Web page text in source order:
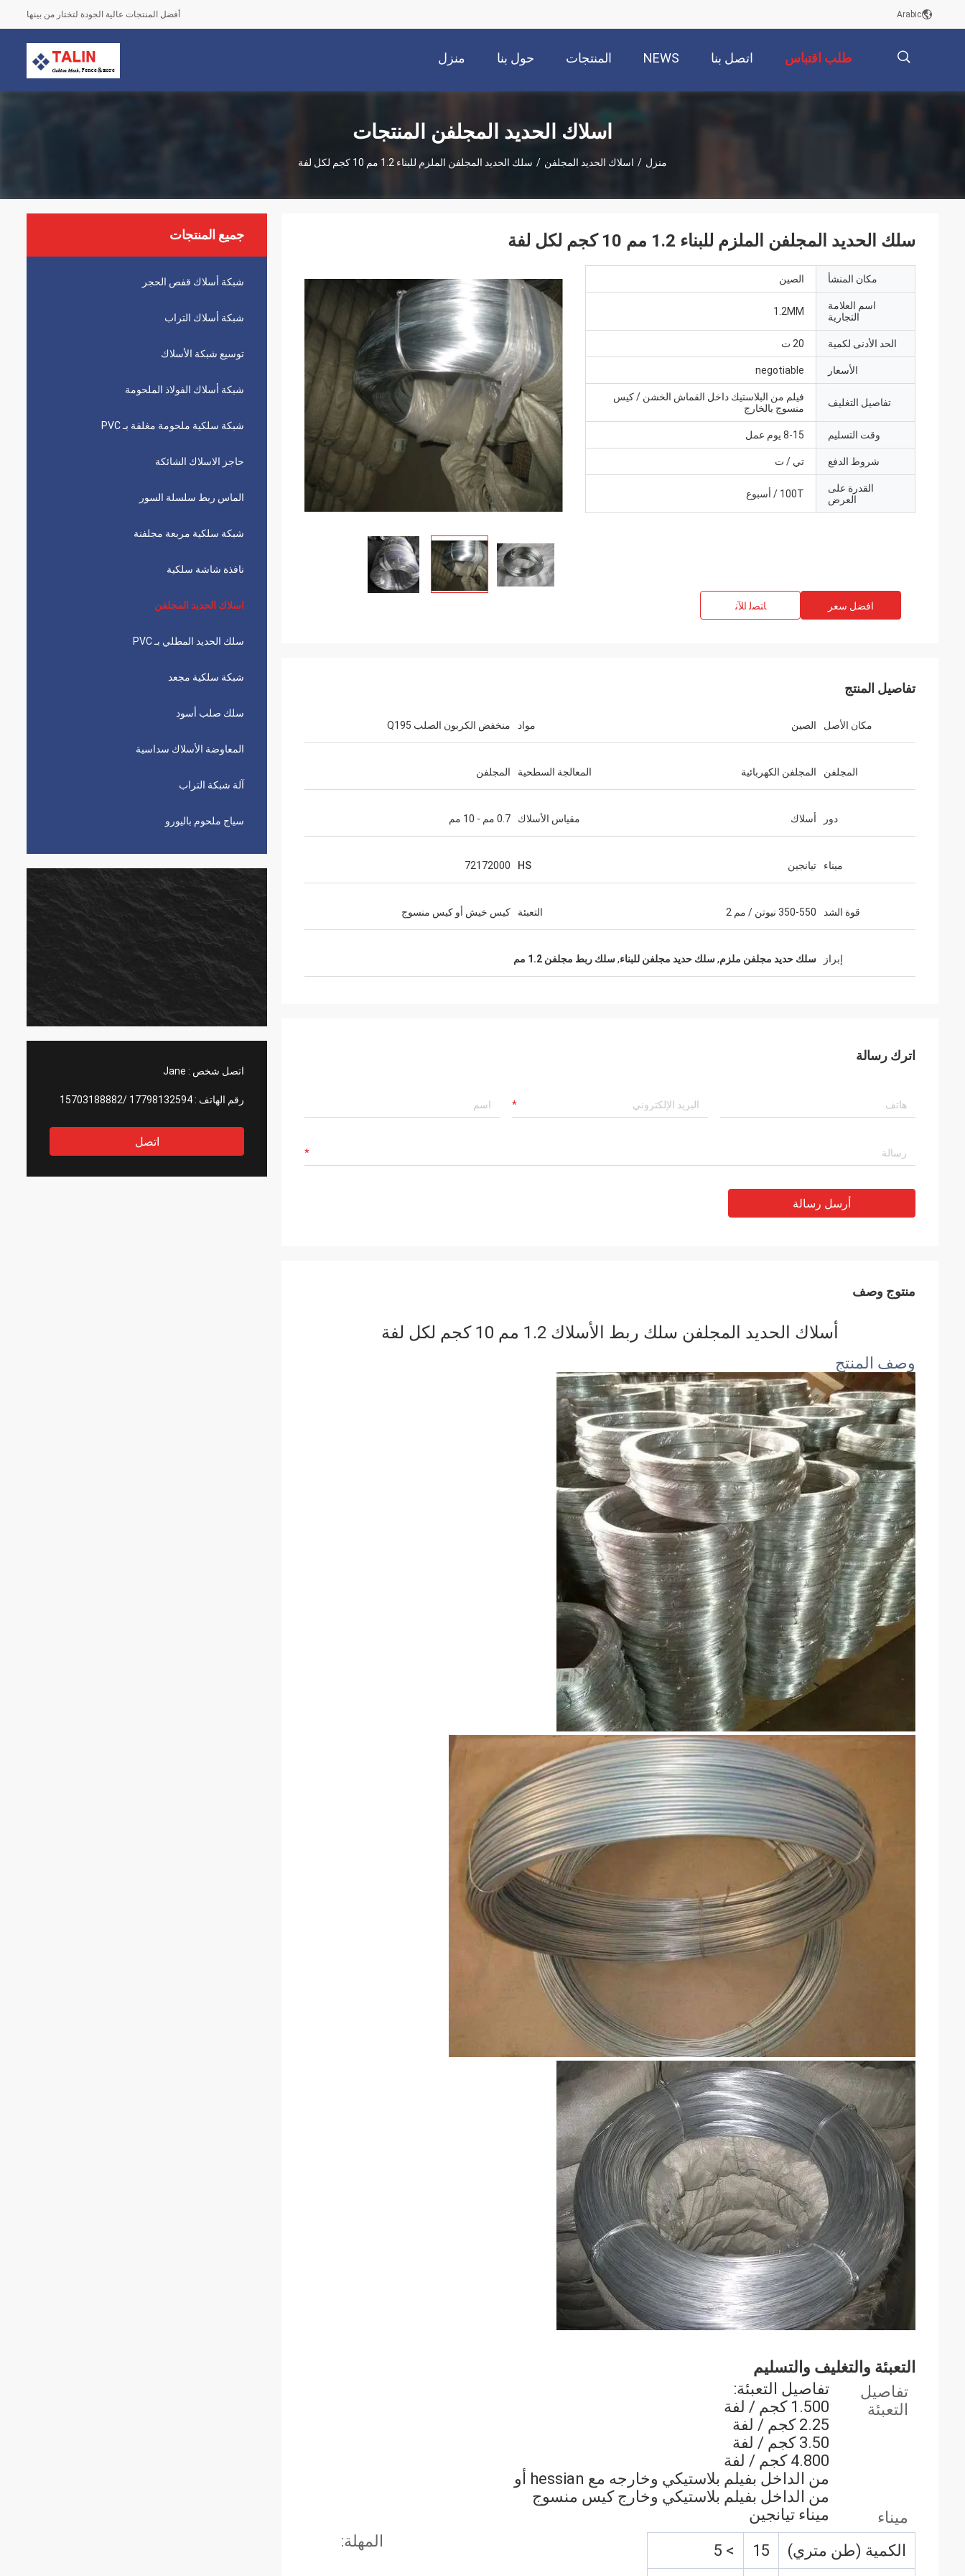
أفضل المنتجات عالية الجودة لتختار من بينها Arabic
منزل حول بنا المنتجات NEWS اتصل بنا طلب اقتباس
اسلاك الحديد المجلفن المنتجات
منزل / اسلاك الحديد المجلفن / سلك الحديد المجلفن الملزم للبناء 1.2 مم 10 كجم لكل لفة
جميع المنتجات
شبكة أسلاك قفص الحجر
شبكة أسلاك التراب
توسيع شبكة الأسلاك
شبكة أسلاك الفولاذ الملحومة
شبكة سلكية ملحومة مغلفة بـ PVC
حاجز الاسلاك الشائكة
الماس ربط سلسلة السور
شبكة سلكية مربعة مجلفنة
نافذة شاشة سلكية
اسلاك الحديد المجلفن
سلك الحديد المطلي بـ PVC
شبكة سلكية مجعد
سلك صلب أسود
المعاوضة الأسلاك سداسية
آلة شبكة التراب
سياج ملحوم باليورو
اتصل شخص : Jane
رقم الهاتف :17798132594 /15703188882
اتصل
سلك الحديد المجلفن الملزم للبناء 1.2 مم 10 كجم لكل لفة
مكان المنشأ الصين
اسم العلامة
التجارية
1.2MM
الحد الأدنى لكمية 20 ت
الأسعار negotiable
تفاصيل التغليف
فيلم من البلاستيك داخل القماش الخشن / كيس
منسوج بالخارج
وقت التسليم 8-15 يوم عمل
شروط الدفع تي / ت
القدرة على
العرض
100T / أسبوع
افضل سعر ﺎﺘﺼﻟ ﺍﻶﻧ
تفاصيل المنتج
مكان الأصل الصين مواد منخفض الكربون الصلب Q195
المجلفن المجلفن الكهربائية المعالجة السطحية المجلفن
دور أسلاك مقياس الأسلاك 0.7 مم - 10 مم
ميناء تيانجين HS
72172000
قوة الشد 350-550 نيوتن / مم 2 التعبئة كيس خيش أو كيس منسوج
إبراز سلك حديد مجلفن ملزم,سلك حديد مجلفن للبناء,سلك ربط مجلفن 1.2 مم
اترك رسالة
أرسل رسالة
منتوج وصف
أسلاك الحديد المجلفن سلك ربط الأسلاك 1.2 مم 10 كجم لكل لفة
وصف المنتج
التعبئة والتغليف والتسليم
تفاصيل
التعبئة
تفاصيل التعبئة:
1.500 كجم / لفة
2.25 كجم / لفة
3.50 كجم / لفة
4.800 كجم / لفة
من الداخل بفيلم بلاستيكي وخارجه مع hessian أو
من الداخل بفيلم بلاستيكي وخارج كيس منسوج
ميناء
ميناء تيانجين
المهلة:
الكمية (طن متري) 15
> 5